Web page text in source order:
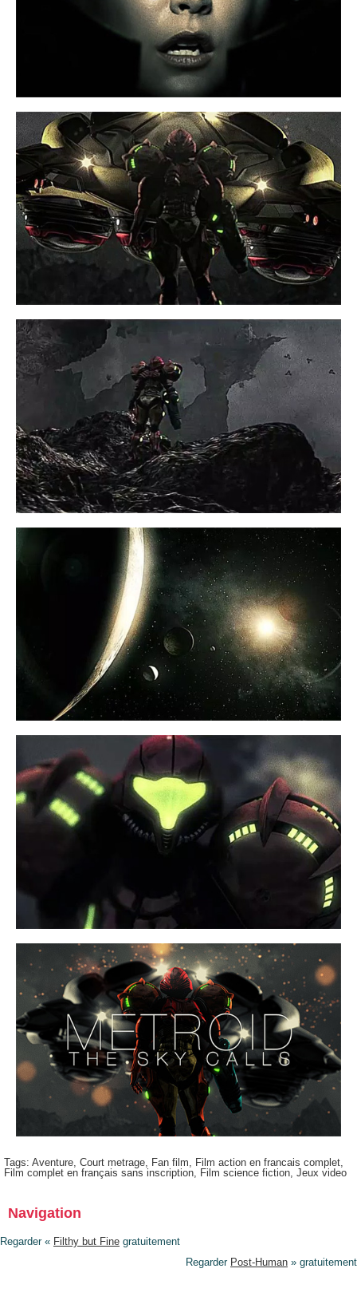
Tags: Aventure, Court metrage, Fan film, Film action en francais complet,
Film complet en français sans inscription, Film science fiction, Jeux video
Navigation
Regarder « Filthy but Fine gratuitement
Regarder Post-Human » gratuitement